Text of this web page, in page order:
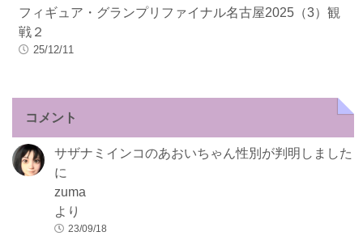
フィギュア・グランプリファイナル名古屋2025（3）観
戦２
25/12/11
コメント
サザナミインコのあおいちゃん性別が判明しました
に
zuma
より
23/09/18